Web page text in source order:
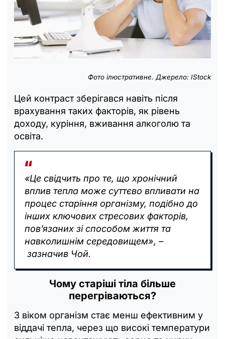
Фото ілюстративне. Джерело: IStock
Цей контраст зберігався навіть після
врахування таких факторів, як рівень
доходу, куріння, вживання алкоголю та
освіта.
«Це свідчить про те, що хронічний
вплив тепла може суттєво впливати на
процес старіння організму, подібно до
інших ключових стресових факторів,
пов’язаних зі способом життя та
навколишнім середовищем», –
зазначив Чой.
Чому старіші тіла більше
перегріваються?
З віком організм стає менш ефективним у
віддачі тепла, через що високі температури